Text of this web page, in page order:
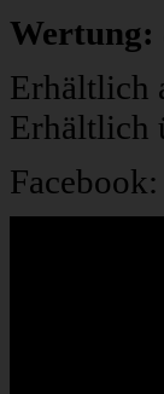
Wertung:
Erhältlich
Erhältlich
Facebook: